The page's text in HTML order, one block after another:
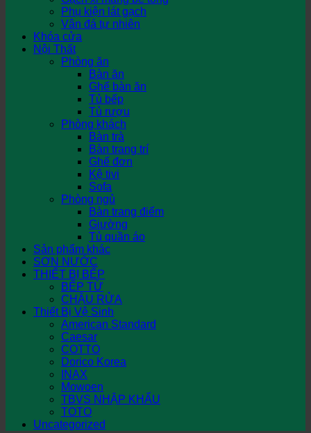
Phụ kiện lát gạch
Vân đá tự nhiên
Khóa cửa
Nội Thất
Phòng ăn
Bàn ăn
Ghế bàn ăn
Tủ bếp
Tủ rượu
Phòng khách
Bàn trà
Bàn trang trí
Ghế đơn
Kệ tivi
Sofa
Phòng ngủ
Bàn trang điểm
Giường
Tủ quần áo
Sản phẩm khác
SƠN NƯỚC
THIẾT BỊ BẾP
BẾP TỪ
CHẬU RỬA
Thiết Bị Vệ Sinh
American Standard
Caesar
COTTO
Dorico Korea
INAX
Mowoen
TBVS NHẬP KHẨU
TOTO
Uncategorized